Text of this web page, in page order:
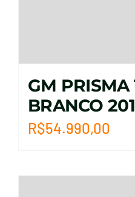
GM PRISMA
BRANCO
R$54.990,00